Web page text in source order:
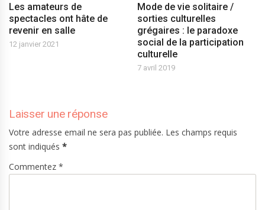
Les amateurs de
spectacles ont hâte de
revenir en salle
12 janvier 2021
Mode de vie solitaire /
sorties culturelles
grégaires : le paradoxe
social de la participation
culturelle
7 avril 2019
Laisser une réponse
Votre adresse email ne sera pas publiée. Les champs requis
sont indiqués *
Commentez *